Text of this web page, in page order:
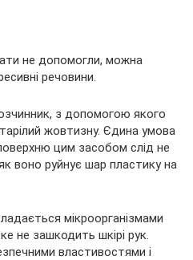
не допомогли, можна
речовини.
з допомогою якого
жовтизну. Єдина умова
цим засобом слід не
воно руйнує шар пластику на
мікроорганізмами
не зашкодить шкірі рук.
властивостями і